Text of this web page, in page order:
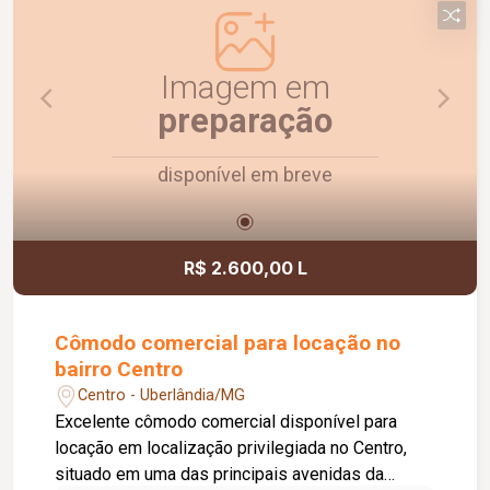
Agende uma visita e conheça!
Imagem em
preparação
disponível em breve
R$ 2.600,00 L
Cômodo comercial para locação no
bairro Centro
Centro - Uberlândia/MG
Excelente cômodo comercial disponível para
locação em localização privilegiada no Centro,
situado em uma das principais avenidas da